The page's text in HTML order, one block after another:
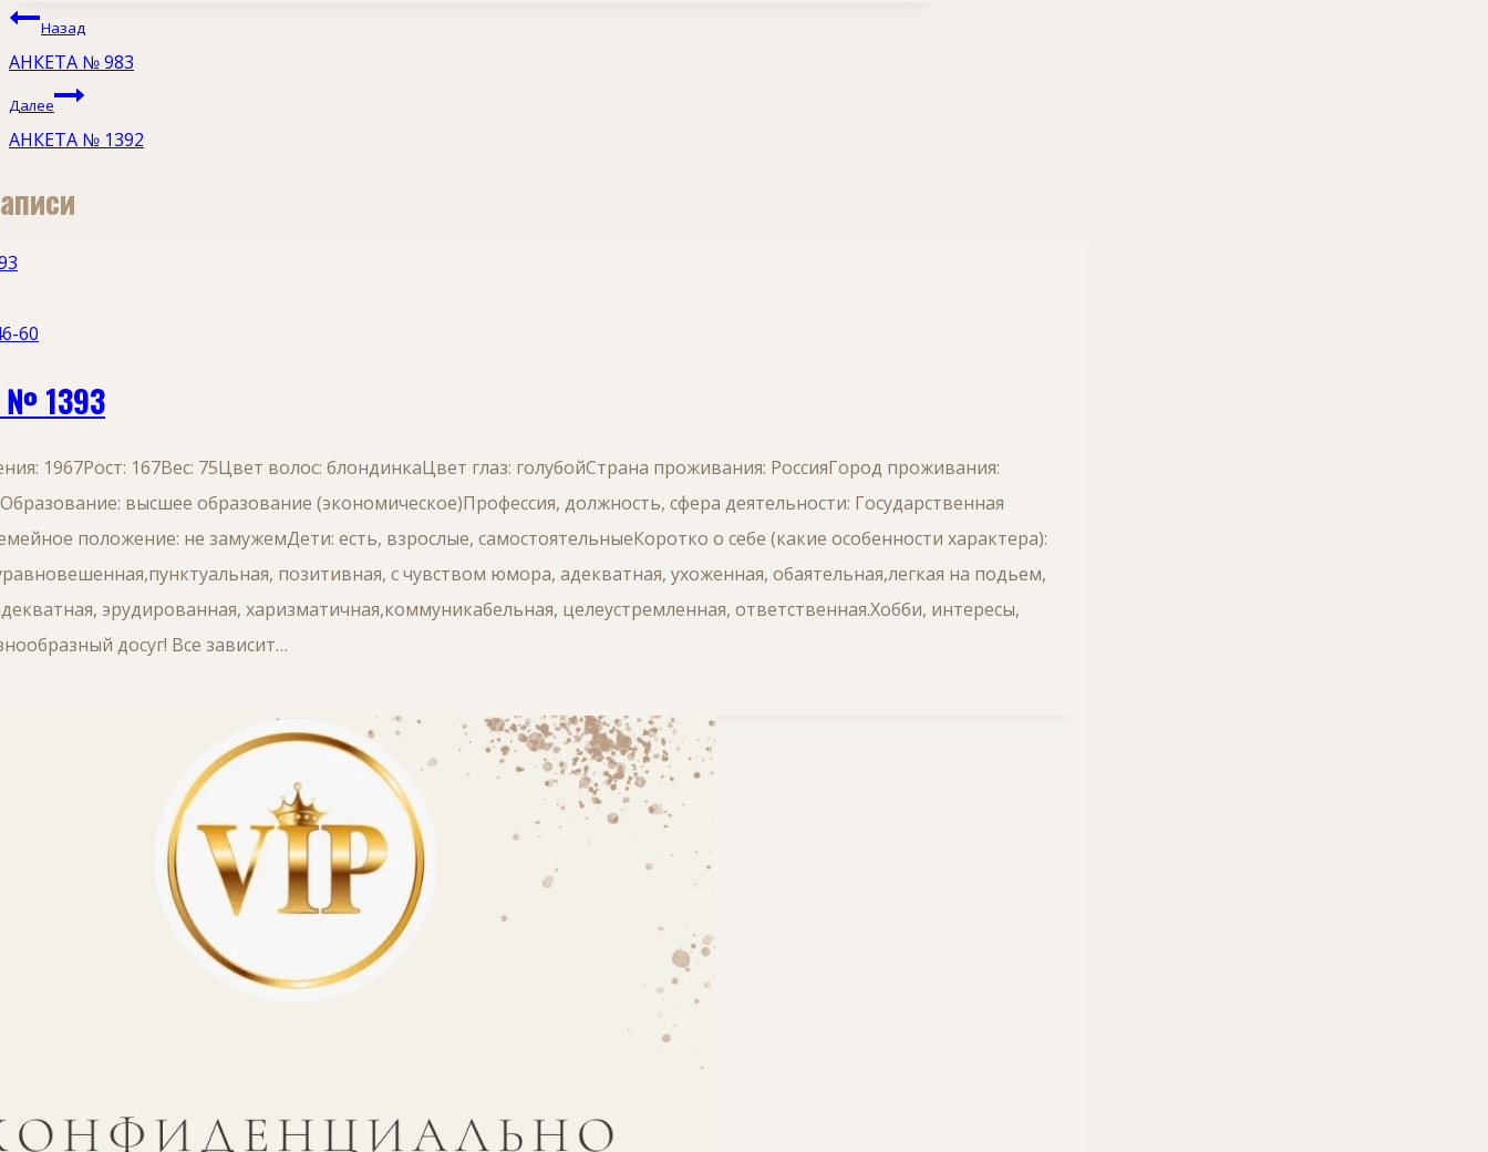
Навигация
по
записям
Назад
АНКЕТА № 983
Далее
АНКЕТА № 1392
60
№ 1393
1967Рост: 167Вес: 75Цвет волос: блондинкаЦвет глаз: голубойСтрана проживания: РоссияГород проживания:
высшее образование (экономическое)Профессия, должность, сфера деятельности: Государственная
положение: не замужемДети: есть, взрослые, самостоятельныеКоротко о себе (какие особенности характера):
позитивная, с чувством юмора, адекватная, ухоженная, обаятельная,легкая на подьем,
эрудированная, харизматичная,коммуникабельная, целеустремленная, ответственная.Хобби, интересы,
досуг! Все зависит…